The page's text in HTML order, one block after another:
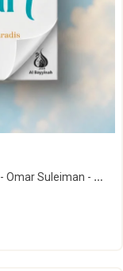
Jannah : 30 aperçus des délices du Paradis - Omar Suleiman - MuslimCity